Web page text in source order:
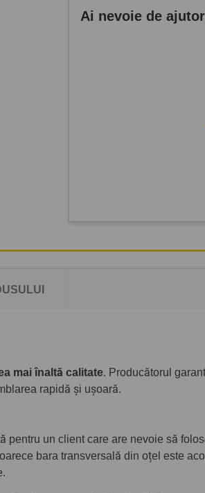
Ai nevoie de
mai înaltă calitate. Producătorul
rapidă și ușoară.
un client care are nevoie să
bara transversală din oțel este